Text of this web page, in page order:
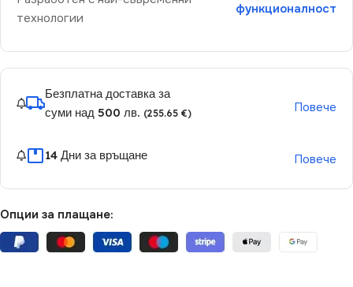
технологии
функционалност
Безплатна доставка за
суми над 500 лв. (255.65 €) Повече
14 Дни за връщане Повече
Опции за плащане: